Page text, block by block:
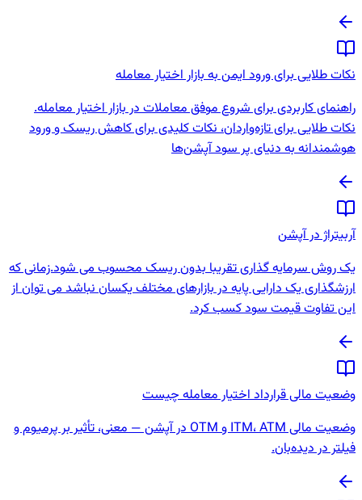
نکات طلایی برای ورود ایمن به بازار اختیار معامله
راهنمای کاربردی برای شروع موفق معاملات در بازار اختیار معامله.
نکات طلایی برای تازه‌واردان، نکات کلیدی برای کاهش ریسک و ورود
هوشمندانه به دنیای پر سود آپشن‌ها
آربیتراژ در آپشن
یک روش سرمایه گذاری تقریبا بدون ریسک محسوب می شود.زمانی که
ارزشگذاری یک دارایی پایه در بازارهای مختلف یکسان نباشد می توان از
این تفاوت قیمت سود کسب کرد.
وضعیت مالی قرارداد اختیار معامله چیست
وضعیت مالی ITM، ATM و OTM در آپشن — معنی، تأثیر بر پرمیوم و
فیلتر در دیده‌بان.